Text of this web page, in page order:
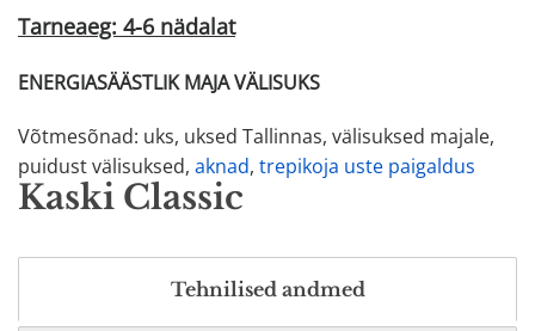
Tarneaeg: 4-6 nädalat
ENERGIASÄÄSTLIK MAJA VÄLISUKS
Võtmesõnad: uks, uksed Tallinnas, välisuksed majale,
puidust välisuksed, aknad, trepikoja uste paigaldus
Kaski Classic
Tehnilised andmed